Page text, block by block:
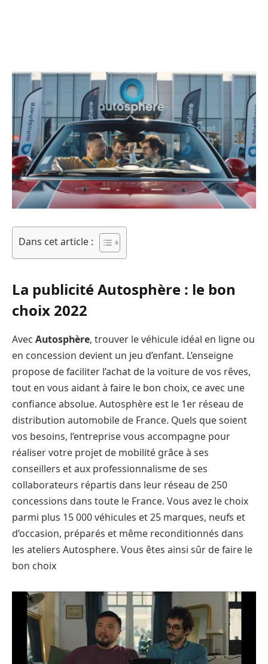
Dans cet article :
La publicité Autosphère : le bon
choix 2022
Avec Autosphère, trouver le véhicule idéal en ligne ou
en concession devient un jeu d’enfant. L’enseigne
propose de faciliter l’achat de la voiture de vos rêves,
tout en vous aidant à faire le bon choix, ce avec une
confiance absolue. Autosphère est le 1er réseau de
distribution automobile de France. Quels que soient
vos besoins, l’entreprise vous accompagne pour
réaliser votre projet de mobilité grâce à ses
conseillers et aux professionnalisme de ses
collaborateurs répartis dans leur réseau de 250
concessions dans toute le France. Vous avez le choix
parmi plus 15 000 véhicules et 25 marques, neufs et
d’occasion, préparés et même reconditionnés dans
les ateliers Autosphere. Vous êtes ainsi sûr de faire le
bon choix